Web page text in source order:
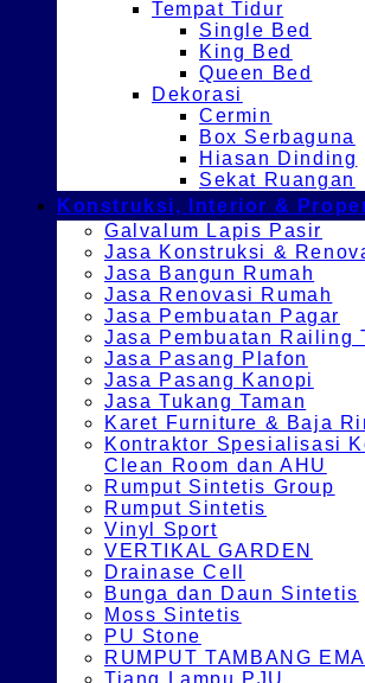
Tempat Tidur
Single Bed
King Bed
Queen Bed
Dekorasi
Cermin
Box Serbaguna
Hiasan Dinding
Sekat Ruangan
Konstruksi, Interior &
Galvalum Lapis Pasir
Jasa Konstruksi &
Jasa Bangun Rumah
Jasa Renovasi Rumah
Jasa Pembuatan Pagar
Jasa Pembuatan Railing
Jasa Pasang Plafon
Jasa Pasang Kanopi
Jasa Tukang Taman
Karet Furniture & Baja
Kontraktor Spesialisasi
Clean Room dan AHU
Rumput Sintetis Group
Rumput Sintetis
Vinyl Sport
VERTIKAL GARDEN
Drainase Cell
Bunga dan Daun Sintetis
Moss Sintetis
PU Stone
RUMPUT TAMBANG
Tiang Lampu PJU